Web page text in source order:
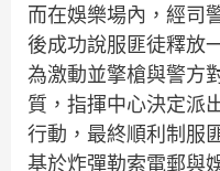
而在娛樂場內，經司
後成功說服匪徒釋放
為激動並擎槍與警方
質，指揮中心決定派
行動，最終順利制服
基於炸彈勒索電郵與